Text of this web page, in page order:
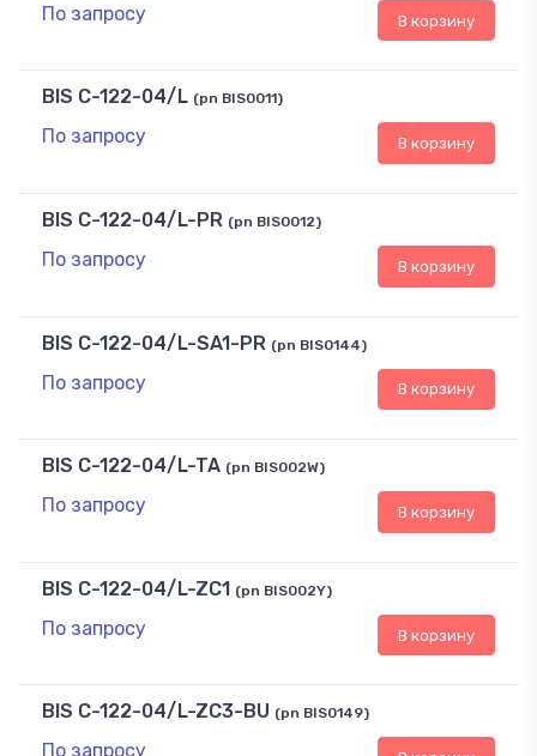
По запросу
В корзину
BIS C-122-04/L (pn BIS0011)
По запросу В корзину
BIS C-122-04/L-PR (pn BIS0012)
По запросу В корзину
BIS C-122-04/L-SA1-PR (pn BIS0144)
По запросу В корзину
BIS C-122-04/L-TA (pn BIS002W)
По запросу В корзину
BIS C-122-04/L-ZC1 (pn BIS002Y)
По запросу В корзину
BIS C-122-04/L-ZC3-BU (pn BIS0149)
По запросу